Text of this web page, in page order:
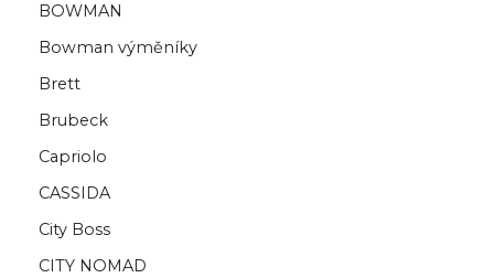
BOWMAN
Bowman výměníky
Brett
Brubeck
Capriolo
CASSIDA
City Boss
CITY NOMAD